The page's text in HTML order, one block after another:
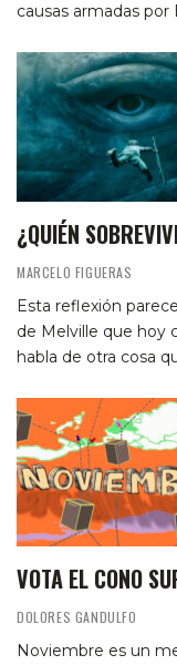
causas armadas
¿QUIÉN
MARCELO FIGUERAS
Esta reflexión
de Melville que hoy
habla de otra cosa
VOTA EL CONO
DOLORES GANDULFO
Noviembre es un